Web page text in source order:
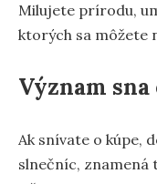
Milujete prírodu,
ktorých sa môžete
Význam
Ak snívate o kúpe,
slnečníc, znamená